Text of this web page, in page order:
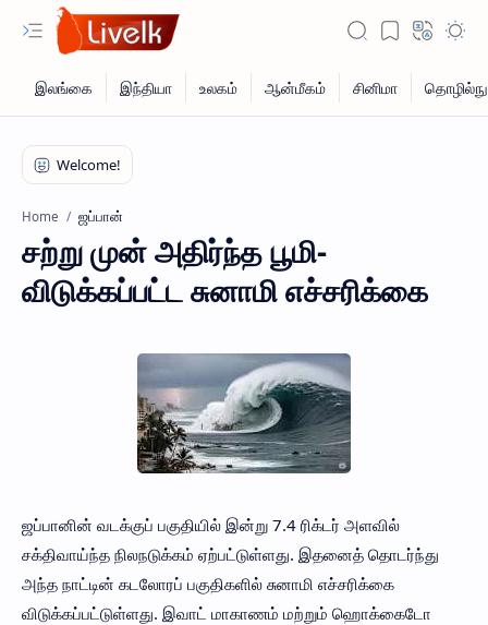
Home ஜப்பான்
சற்று முன் அதிர்ந்த பூமி-
விடுக்கப்பட்ட சுனாமி எச்சரிக்கை
ஜப்பானின் வடக்குப் பகுதியில் இன்று 7.4 ரிக்டர் அளவில்
சக்திவாய்ந்த நிலநடுக்கம் ஏற்பட்டுள்ளது. இதனைத் தொடர்ந்து
அந்த நாட்டின் கடலோரப் பகுதிகளில் சுனாமி எச்சரிக்கை
விடுக்கப்பட்டுள்ளது. இவாட் மாகாணம் மற்றும் ஹொக்கைடோ